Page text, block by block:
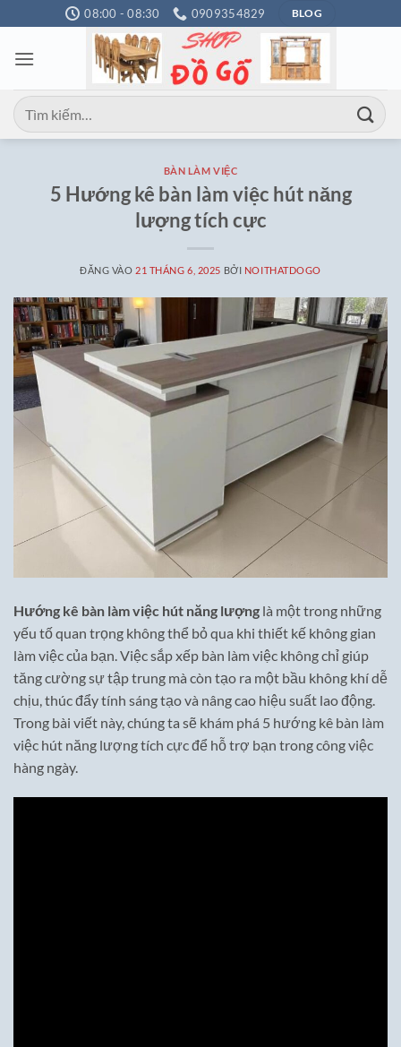
qua
nội
08:00 - 08:30 0909354829 BLOG
Tìm
kiếm:
BÀN LÀM VIỆC
5 Hướng kê bàn làm việc hút năng
lượng tích cực
ĐĂNG VÀO 21 THÁNG 6, 2025 BỞI NOITHATDOGO
Hướng kê bàn làm việc hút năng lượng là một trong những
yếu tố quan trọng không thể bỏ qua khi thiết kế không gian
làm việc của bạn. Việc sắp xếp bàn làm việc không chỉ giúp
tăng cường sự tập trung mà còn tạo ra một bầu không khí dễ
chịu, thúc đẩy tính sáng tạo và nâng cao hiệu suất lao động.
Trong bài viết này, chúng ta sẽ khám phá 5 hướng kê bàn làm
việc hút năng lượng tích cực để hỗ trợ bạn trong công việc
hàng ngày.